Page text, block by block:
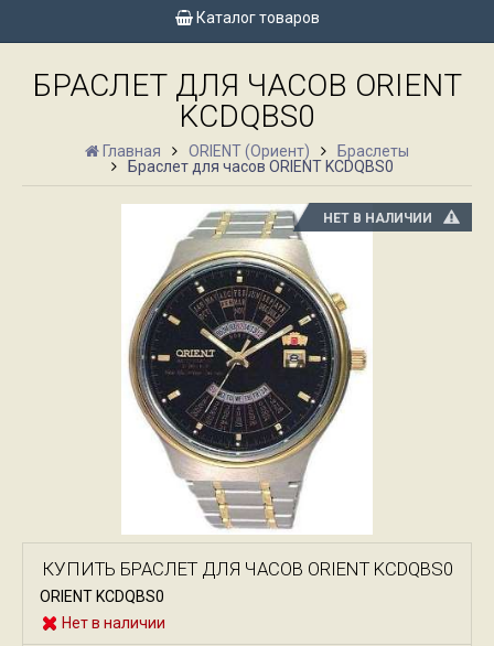
Каталог товаров
БРАСЛЕТ ДЛЯ ЧАСОВ ORIENT
KCDQBS0
Главная ORIENT (Ориент)
Браслеты
Браслет для часов ORIENT KCDQBS0
НЕТ В НАЛИЧИИ
КУПИТЬ БРАСЛЕТ ДЛЯ ЧАСОВ ORIENT KCDQBS0
ORIENT KCDQBS0
Нет в наличии